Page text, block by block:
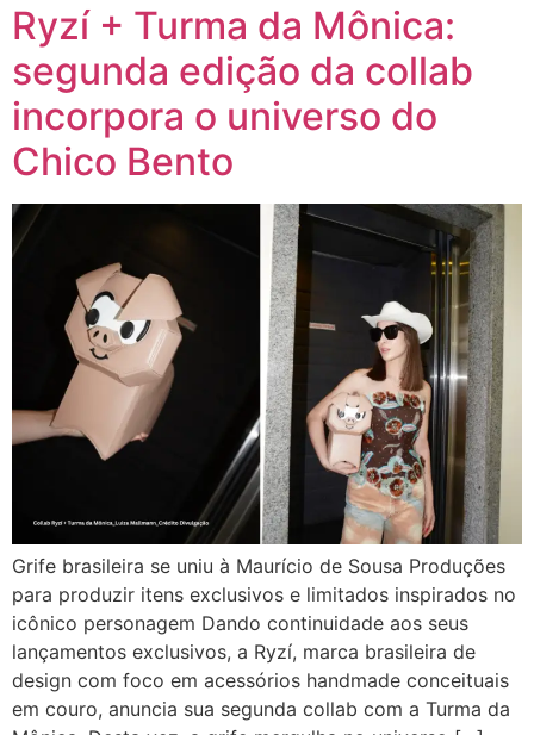
Ryzí + Turma da Mônica:
segunda edição da collab
incorpora o universo do
Chico Bento
Grife brasileira se uniu à Maurício de Sousa Produções
para produzir itens exclusivos e limitados inspirados no
icônico personagem Dando continuidade aos seus
lançamentos exclusivos, a Ryzí, marca brasileira de
design com foco em acessórios handmade conceituais
em couro, anuncia sua segunda collab com a Turma da